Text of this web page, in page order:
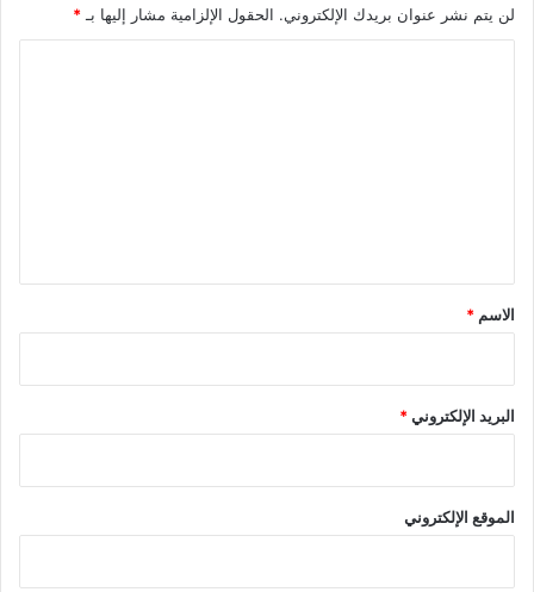
لن يتم نشر عنوان بريدك الإلكتروني. الحقول الإلزامية مشار إليها بـ *
*
الاسم *
البريد الإلكتروني*
الموقع الإلكتروني